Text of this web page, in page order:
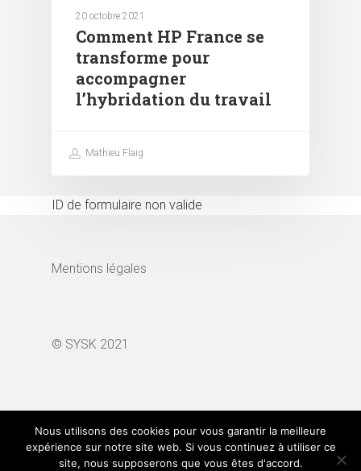
20 octobre 2021
Comment HP France se
transforme pour
accompagner
l’hybridation du travail
Mathieu Flaig
ID de formulaire non valide
Mentions légales
© SYSK 2021
Search
for:
Search Button
Nous utilisons des cookies pour vous garantir la meilleure
expérience sur notre site web. Si vous continuez à utiliser ce
site, nous supposerons que vous êtes d'accord.